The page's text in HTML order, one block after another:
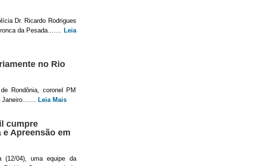
Dr. Ricardo Rodrigues
da Pesada....... Leia
no Rio
Rondônia, coronel PM
Janeiro....... Leia Mais
cumpre
Apreensão em
(12/04), uma equipe da